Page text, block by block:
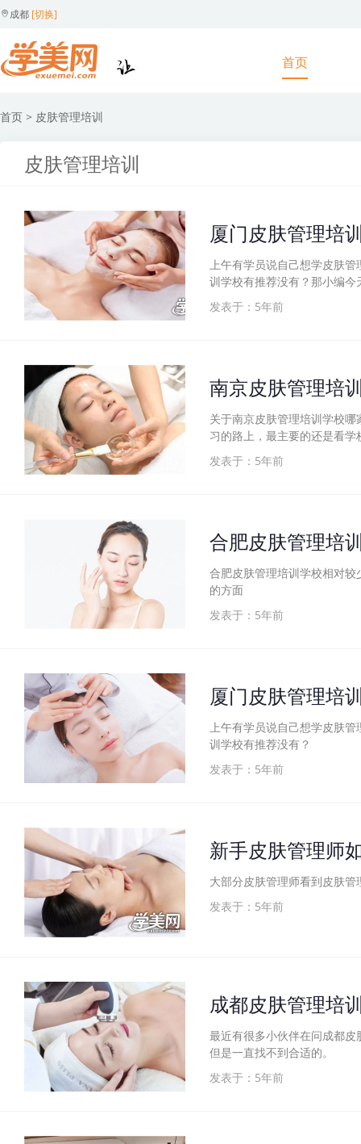
成都 [切换]
首页
首页 > 皮肤管理培训
皮肤管理培训
厦门皮肤管理培
上午有学员说自己想学皮肤
训学校有推荐没有？那小编
发表于：5年前
南京皮肤管理培
关于南京皮肤管理培训学校
习的路上，最主要的还是看
发表于：5年前
合肥皮肤管理培
合肥皮肤管理培训学校相对
的方面
发表于：5年前
厦门皮肤管理培
上午有学员说自己想学皮肤
训学校有推荐没有？
发表于：5年前
新手皮肤管理师
大部分皮肤管理师看到皮肤
发表于：5年前
成都皮肤管理培
最近有很多小伙伴在问成都
但是一直找不到合适的。
发表于：5年前